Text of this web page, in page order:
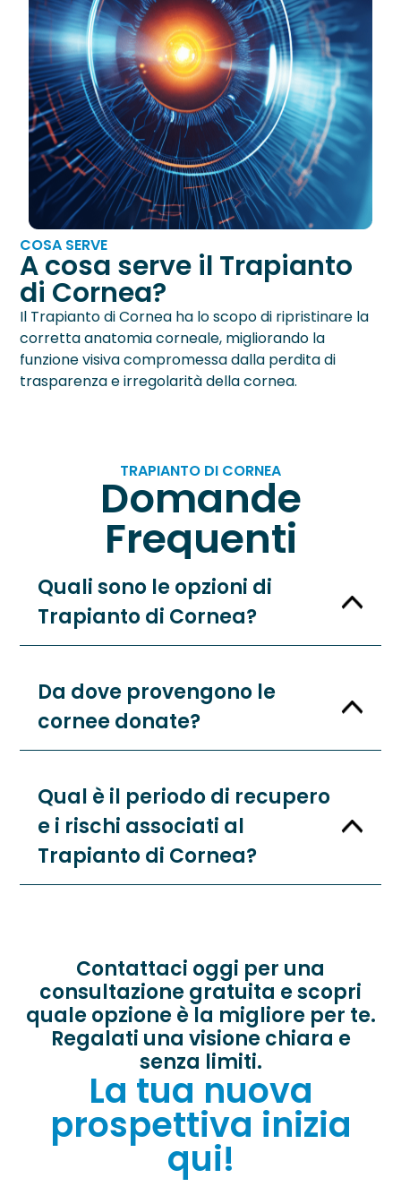
COSA SERVE
A cosa serve il Trapianto
di Cornea?
Il Trapianto di Cornea ha lo scopo di ripristinare la
corretta anatomia corneale, migliorando la
funzione visiva compromessa dalla perdita di
trasparenza e irregolarità della cornea.
TRAPIANTO DI CORNEA
Domande
Frequenti
Quali sono le opzioni di
Trapianto di Cornea?
Da dove provengono le
cornee donate?
Qual è il periodo di recupero
e i rischi associati al
Trapianto di Cornea?
Contattaci oggi per una
consultazione gratuita e scopri
quale opzione è la migliore per te.
Regalati una visione chiara e
senza limiti.
La tua nuova
prospettiva inizia
qui!
Maculopatie
Occhio Secco
Retinopatie ›
Neurite Ottica
OCT – Segmento Posteriore
OCT – Segmento Anteriore
Pachimetria
Pupillometria
Tonometria
Topografia Corneale